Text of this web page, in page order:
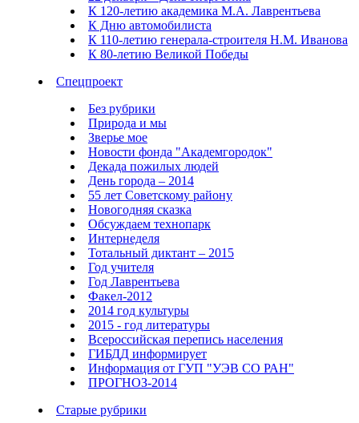
К 120-летию академика М.А. Лаврентьева
К Дню автомобилиста
К 110-летию генерала-строителя Н.М. Иванова
К 80-летию Великой Победы
Спецпроект
Без рубрики
Природа и мы
Зверье мое
Новости фонда "Академгородок"
Декада пожилых людей
День города – 2014
55 лет Советскому району
Новогодняя сказка
Обсуждаем технопарк
Интернеделя
Тотальный диктант – 2015
Год учителя
Год Лаврентьева
Факел-2012
2014 год культуры
2015 - год литературы
Всероссийская перепись населения
ГИБДД информирует
Информация от ГУП "УЭВ СО РАН"
ПРОГНОЗ-2014
Старые рубрики